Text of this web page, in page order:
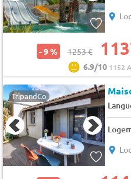
- 9 % 1253 €
6.9/10 1152
TripandCo